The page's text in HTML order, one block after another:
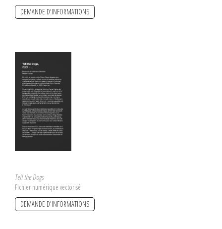
DEMANDE D'INFORMATIONS
Tell the Dogs
Fichier numérique vectorisé
DEMANDE D'INFORMATIONS